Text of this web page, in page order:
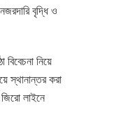
বৃদ্ধি ও
নিয়ে
স্থানান্তর করা
লাইনে